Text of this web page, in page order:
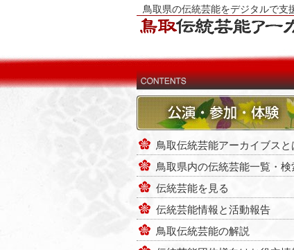
鳥取県の伝統芸能をデジタルで支
鳥取伝統芸能アーカイブスと
鳥取県内の伝統芸能一覧・検
伝統芸能を見る
伝統芸能情報と活動報告
鳥取伝統芸能の解説